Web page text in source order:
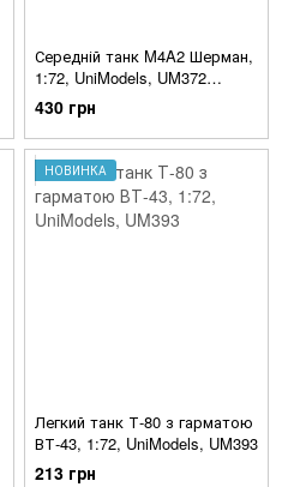
Середній танк M4A2 Шерман,
1:72, UniModels, UM372
(Збірна модель)
430 грн
НОВИНКА
Легкий танк Т-80 з гарматою
ВТ-43, 1:72, UniModels, UM393
213 грн